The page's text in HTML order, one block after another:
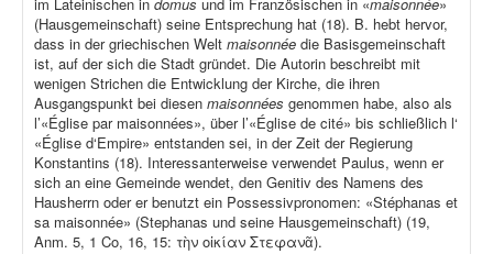
(Hausgemeinschaft) seine Entsprechung hat (18). B. hebt hervor,
dass in der griechischen Welt maisonnée die Basisgemeinschaft
ist, auf der sich die Stadt gründet. Die Autorin beschreibt mit
wenigen Strichen die Entwicklung der Kirche, die ihren
Ausgangspunkt bei diesen maisonnées genommen habe, also als
l’«Église par maisonnées», über l’«Église de cité» bis schließlich l‘
«Église d‘Empire» entstanden sei, in der Zeit der Regierung
Konstantins (18). Interessanterweise verwendet Paulus, wenn er
sich an eine Gemeinde wendet, den Genitiv des Namens des
Hausherrn oder er benutzt ein Possessivpronomen: «Stéphanas et
sa maisonnée» (Stephanas und seine Hausgemeinschaft) (19,
Anm. 5, 1 Co, 16, 15: τὴν οἰκίαν Στεφανᾶ).